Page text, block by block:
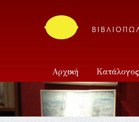
Αρχική Κατάλογος
Επικοινωνία